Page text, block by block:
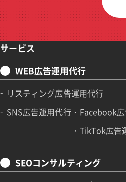
サービス
WEB広告運用代行
リスティング広告運用代行
SNS広告運用代行
Facebook
TikTok広告
SEOコンサルティング